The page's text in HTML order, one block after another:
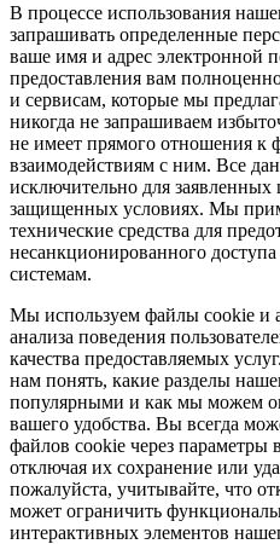
В процессе использования
запрашивать определенные
ваше имя и адрес электронной
предоставления вам
и сервисам, которые мы
никогда не запрашиваем
не имеет прямого отношения к
взаимодействиям с ним. Все
исключительно для заявленных
защищенных условиях. Мы
технические средства для
несанкционированного
системам.
Мы используем файлы cookie и
анализа поведения
качества предоставляемых
нам понять, какие разделы
популярными и как мы можем
вашего удобства. Вы всегда
файлов cookie через параметры
отключая их сохранение или
пожалуйста, учитывайте, что
может ограничить
интерактивных элементов